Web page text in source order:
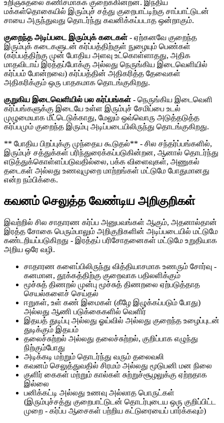
உறிஞ்சுதலை கணிசமாகக் குறைக்கின்றன. இந்திய
மக்கள்தொகையில் இரும்புச் சத்து குறைபாட்டிற்கு சாப்பாட்டுடன்
சாயை அருந்துவது தொடர்ந்து கவனிக்கப்படாத ஒன்றாகும்.
குறைந்த அடிப்படை இரும்புக் கடைகள் - ஏற்கனவே குறைந்த
இரும்புக் கடைகளுடன் கர்ப்பத்திற்குள் நுழையும் பெண்கள்
(கர்ப்பத்திற்கு முன் போதிய அளவு உட்கொள்ளாதது, அதிக
மாதவிடாய் இரத்தப்போக்கு அல்லது நெருங்கிய இடைவெளியில்
கர்ப்பம் போன்றவை) கர்ப்பத்தின் அதிகரித்த தேவைகள்
அதிகரிக்கும் ஒரு பாதகமாக தொடங்குகிறது.
குறுகிய இடைவெளியில் பல கர்ப்பங்கள் - நெருங்கிய இடைவெளி
கர்ப்பங்களுக்கு இடையே உள்ள இரும்புச் சேமிப்பை உடல்
முழுமையாக மீட்டெடுக்காது, மேலும் ஒவ்வொரு அடுத்தடுத்த
கர்ப்பமும் குறைந்த இரும்பு அடிப்படையிலிருந்து தொடங்குகிறது.
** போதிய பிறப்புக்கு முந்தைய கூடுதல்** - சில சந்தர்ப்பங்களில்,
இரும்புச் சத்துக்கள் பரிந்துரைக்கப்படுகின்றன, ஆனால் தொடர்ந்து
எடுத்துக்கொள்ளப்படுவதில்லை, பக்க விளைவுகள், அணுகல்
தடைகள் அல்லது உணவுமுறை மாற்றங்கள் மட்டுமே போதுமானது
என்ற நம்பிக்கை.
கவனம் செலுத்த வேண்டிய அறிகுறிகள்
இவற்றில் சில சாதாரண கர்ப்ப அனுபவங்கள் ஆகும், அதனால்தான்
இரத்த சோகை பெரும்பாலும் அறிகுறிகளின் அடிப்படையில் மட்டுமே
கண்டறியப்படுகிறது - இரத்தப் பரிசோதனைகள் மட்டுமே உறுதியாக
அறிய ஒரே வழி.
சாதாரண களைப்பிலிருந்து வித்தியாசமாக உணரும் சோர்வு -
கனமான, தூக்கத்திற்கு குறைவாக பதிலளிக்கும்
மூச்சுத் திணறல் முன்பு மூச்சுத் திணறலை ஏற்படுத்தாத
செயல்களைச் செய்தல்
ஈறுகள், உள் கண் இமைகள் (கீழே இழுக்கப்படும் போது)
அல்லது ஆணி படுக்கைகளில் வெளிர்
இதயத் துடிப்பு அல்லது ஓய்வில் அல்லது குறைந்த உழைப்புடன்
துடிக்கும் இதயம்
தலைச்சுற்றல் அல்லது தலைச்சுற்றல், குறிப்பாக எழுந்து
நிற்கும்போது
அடிக்கடி மற்றும் தொடர்ந்து வரும் தலைவலி
கவனம் செலுத்துவதில் சிரமம் அல்லது மூடுபனி மன நிலை
குளிர் கைகள் மற்றும் கால்கள் சுற்றுச்சூழலுக்கு ஏற்றதாக
இல்லை
பனிக்கட்டி அல்லது உணவு அல்லாத பொருட்கள்
(இரும்புச்சத்து குறைபாட்டுடன் தொடர்புடைய ஒரு குறிப்பிட்ட
முறை - கர்ப்ப ஆசைகள் பற்றிய கட்டுரையைப் பார்க்கவும்)